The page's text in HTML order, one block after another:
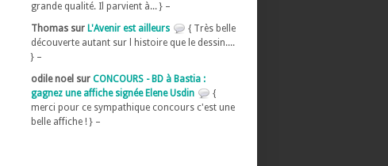
grande qualité. Il parvient à... } –
Thomas sur L'Avenir est ailleurs
{ Très belle
découverte autant sur l histoire que le dessin....
} –
odile noel sur CONCOURS - BD à Bastia :
gagnez une affiche signée Elene Usdin
{
merci pour ce sympathique concours c'est une
belle affiche ! } –